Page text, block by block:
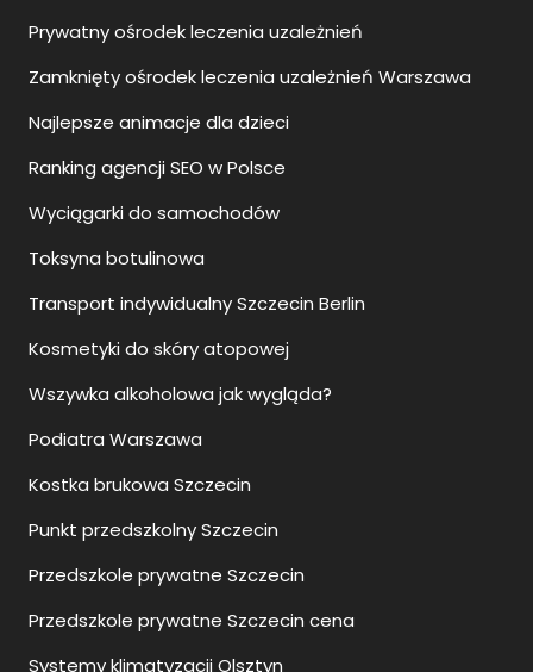
Prywatny ośrodek leczenia uzależnień
Zamknięty ośrodek leczenia uzależnień Warszawa
Najlepsze animacje dla dzieci
Ranking agencji SEO w Polsce
Wyciągarki do samochodów
Toksyna botulinowa
Transport indywidualny Szczecin Berlin
Kosmetyki do skóry atopowej
Wszywka alkoholowa jak wygląda?
Podiatra Warszawa
Kostka brukowa Szczecin
Punkt przedszkolny Szczecin
Przedszkole prywatne Szczecin
Przedszkole prywatne Szczecin cena
Systemy klimatyzacji Olsztyn